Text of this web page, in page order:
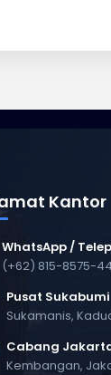
Kantor
WhatsApp /
(+62) 815-8575-
Pusat Sukabumi
Sukamanis,
Cabang
Kembangan,